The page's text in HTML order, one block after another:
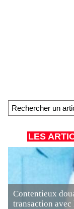
LES
Contentieux
transaction avec